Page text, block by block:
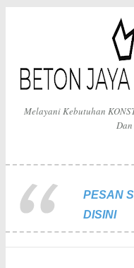
Melayani Kebutuhan
PESAN
DISINI